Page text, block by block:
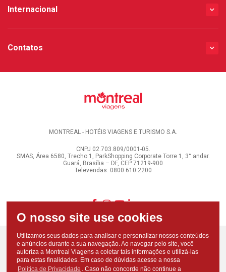
Internacional
Contatos
MONTREAL - HOTÉIS VIAGENS E TURISMO S.A.
CNPJ 02.703.809/0001-05.
SMAS, Área 6580, Trecho 1, ParkShopping Corporate Torre 1, 3° andar.
Guará, Brasília – DF, CEP 71219-900
Televendas: 0800 610 2200
Utilizamos seus dados para analisar e personalizar nossos conteúdos
e anúncios durante a sua navegação. Ao navegar pelo site, você
autoriza a Montreal Viagens a coletar tais informações e utilizá-las
para estas finalidades. Em caso de dúvidas acesse a nossa
Politica de Privacidade . Caso não concorde não continue a